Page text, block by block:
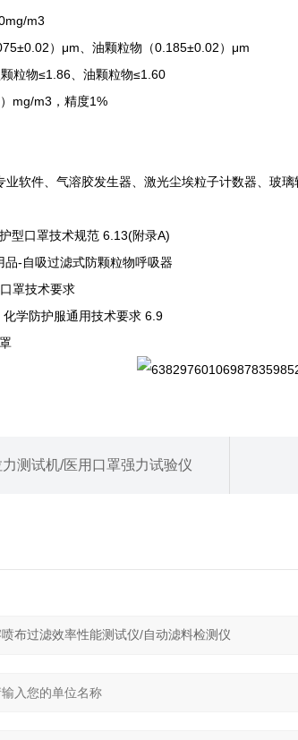
m3
）μm、油颗粒物（0.185±0.02）μm
粒物≤1.86、油颗粒物≤1.60
mg/m3，精度1%
业软件、气溶胶发生器、激光尘埃粒子计数器、玻
型口罩技术规范 6.13(附录A)
-自吸过滤式防颗粒物呼吸器
罩技术要求
学防护服通用技术要求 6.9
测试机/医用口罩强力试验仪